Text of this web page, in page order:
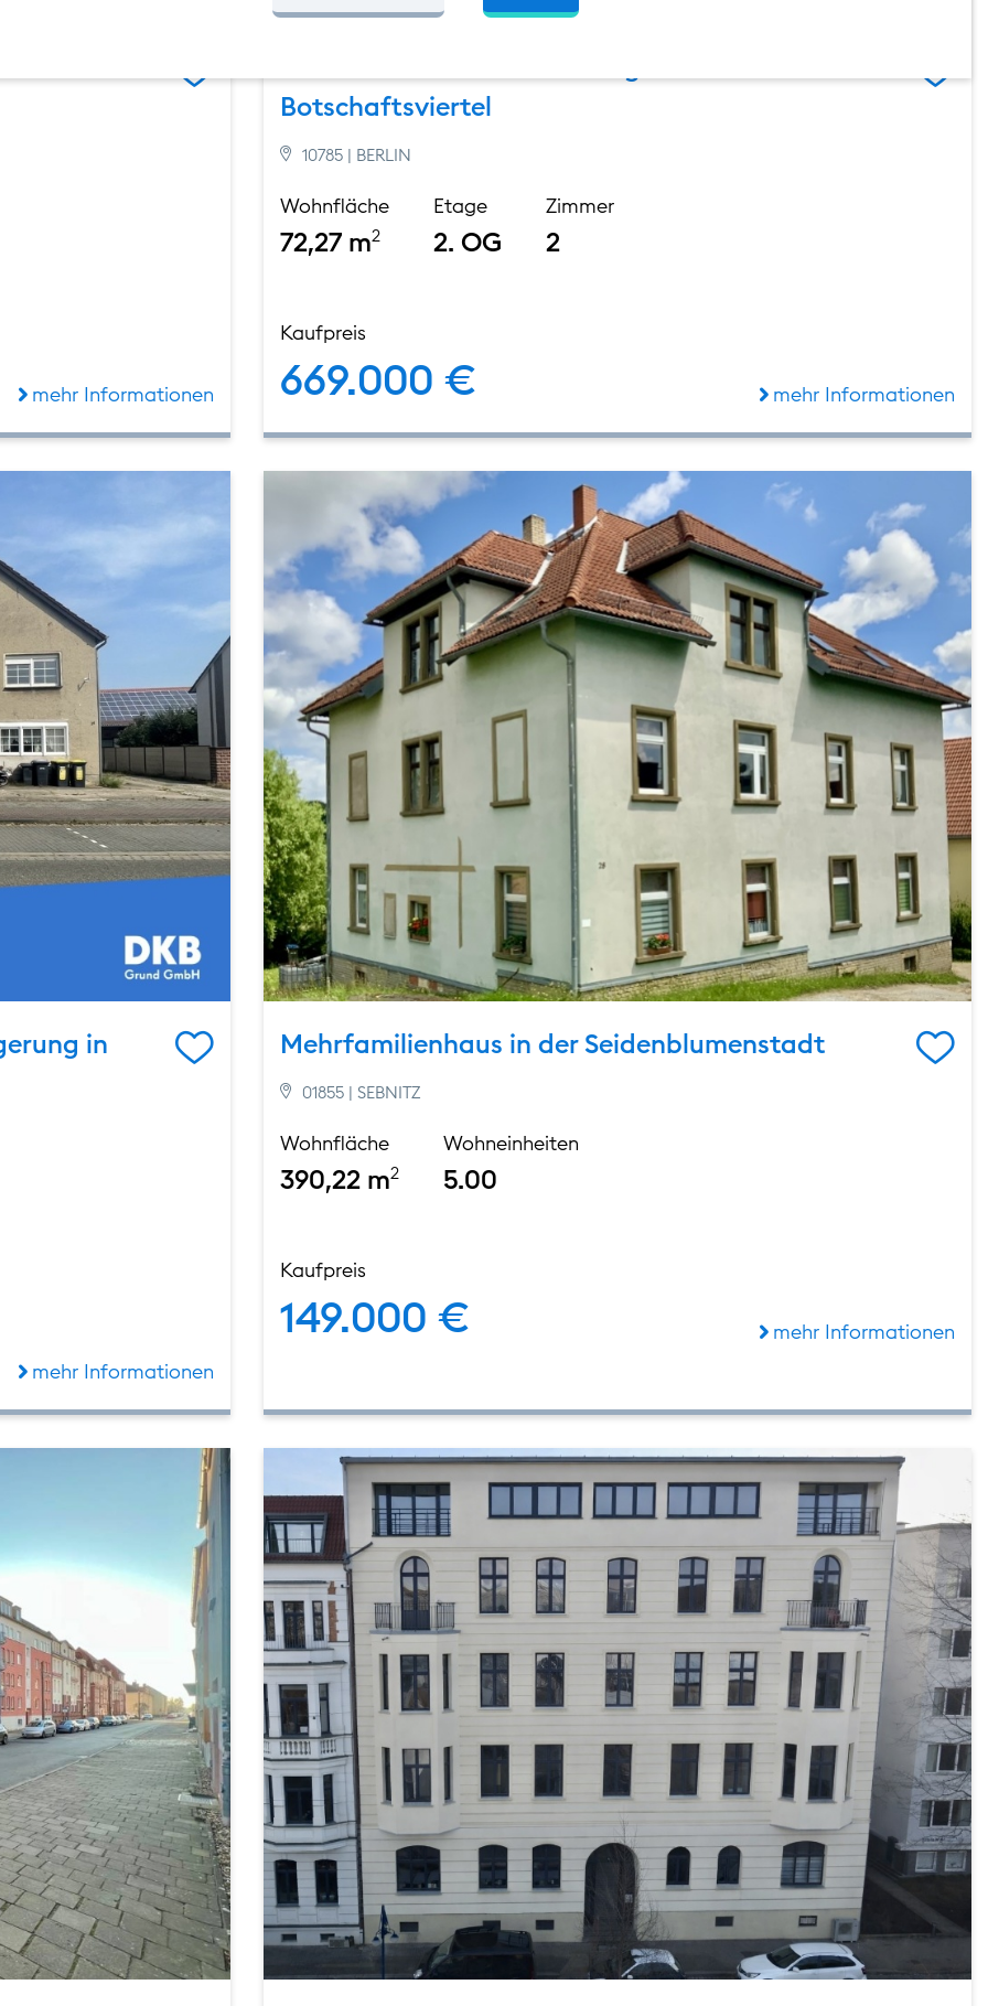
mehr Informationen
Botschaftsviertel
10785 | BERLIN
Wohnfläche
72,27 m2
Etage
2. OG
Zimmer
2
Kaufpreis
669.000 € mehr Informationen
in
mehr Informationen
Mehrfamilienhaus in der Seidenblumenstadt
01855 | SEBNITZ
Wohnfläche
390,22 m2
Wohneinheiten
5.00
Kaufpreis
149.000 € mehr Informationen